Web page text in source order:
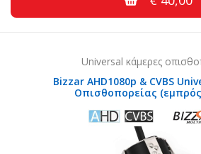
Universal κάμερες
Bizzar AHD1080p & CVBS
Οπισθοπορείας